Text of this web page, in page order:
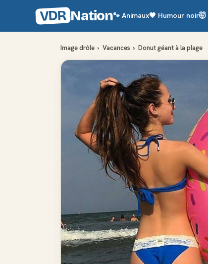
VDR Nation🐾 Animaux🖤 Humour noir🤯
Image drôle › Vacances › Donut géant à la plage